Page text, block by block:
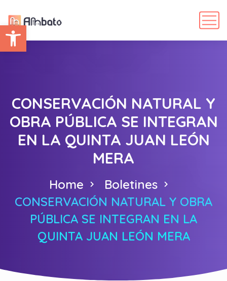
Abrir barra de herramientas
CONSERVACIÓN NATURAL Y
OBRA PÚBLICA SE INTEGRAN
EN LA QUINTA JUAN LEÓN
MERA
Home
Boletines
CONSERVACIÓN NATURAL Y OBRA
PÚBLICA SE INTEGRAN EN LA
QUINTA JUAN LEÓN MERA